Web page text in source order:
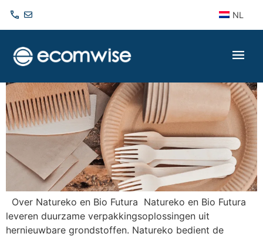
Natureko & Bio Futura
Over Natureko en Bio Futura Natureko en Bio Futura
leveren duurzame verpakkingsoplossingen uit
hernieuwbare grondstoffen. Natureko bedient de
NL